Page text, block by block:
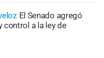
El Senado agregó
control a la ley de